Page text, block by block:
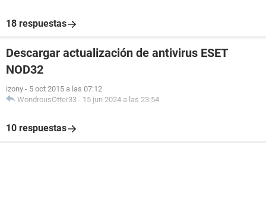
18 respuestas
Descargar actualización de antivirus ESET
NOD32
izony - 5 oct 2015 a las 07:12
WondrousOtter33 - 15 jun 2024 a las 23:54
10 respuestas